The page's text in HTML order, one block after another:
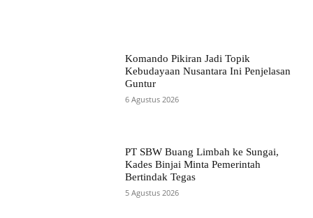
Komando Pikiran Jadi Topik
Kebudayaan Nusantara Ini Penjelasan
Guntur
6 Agustus 2026
PT SBW Buang Limbah ke Sungai,
Kades Binjai Minta Pemerintah
Bertindak Tegas
5 Agustus 2026